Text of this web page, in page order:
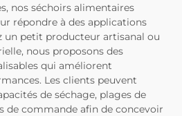
nos séchoirs alimentaires
répondre à des applications
un petit producteur artisanal ou
nous proposons des
qui améliorent
Les clients peuvent
de séchage, plages de
de commande afin de concevoir